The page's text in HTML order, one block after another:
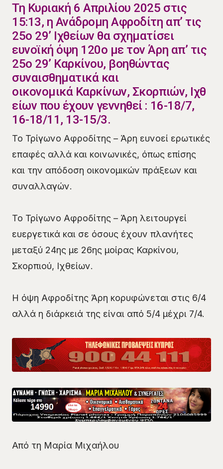
Τη Κυριακή 6 Απριλίου 2025 στις
15:13, η Ανάδρομη Αφροδίτη απ’ τις
25ο 29’ Ιχθείων θα σχηματίσει
ευνοϊκή όψη 120ο με τον Άρη απ’ τις
25ο 29’ Καρκίνου, βοηθώντας
συναισθηματικά και
οικονομικά Καρκίνων, Σκορπιών, Ιχθ
είων που έχουν γεννηθεί : 16-18/7,
16-18/11, 13-15/3.
Το Τρίγωνο Αφροδίτης – Άρη ευνοεί ερωτικές
επαφές αλλά και κοινωνικές, όπως επίσης
και την απόδοση οικονομικών πράξεων και
συναλλαγών.
Το Τρίγωνο Αφροδίτης – Άρη λειτουργεί
ευεργετικά και σε όσους έχουν πλανήτες
μεταξύ 24ης με 26ης μοίρας Καρκίνου,
Σκορπιού, Ιχθείων.
Η όψη Αφροδίτης Άρη κορυφώνεται στις 6/4
αλλά η διάρκειά της είναι από 5/4 μέχρι 7/4.
Από τη Μαρία Μιχαήλου